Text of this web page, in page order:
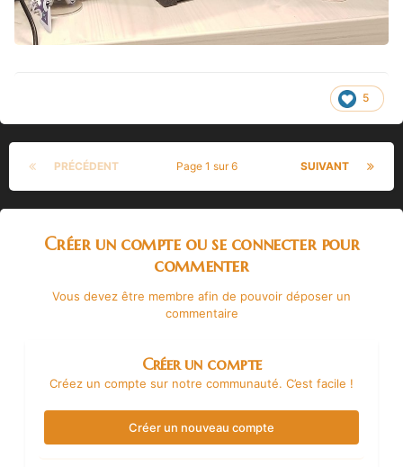
5
PRÉCÉDENT SUIVANT
Page 1 sur 6
Créer un compte ou se connecter pour
commenter
Vous devez être membre afin de pouvoir déposer un
commentaire
Créer un compte
Créez un compte sur notre communauté. C’est facile !
Créer un nouveau compte